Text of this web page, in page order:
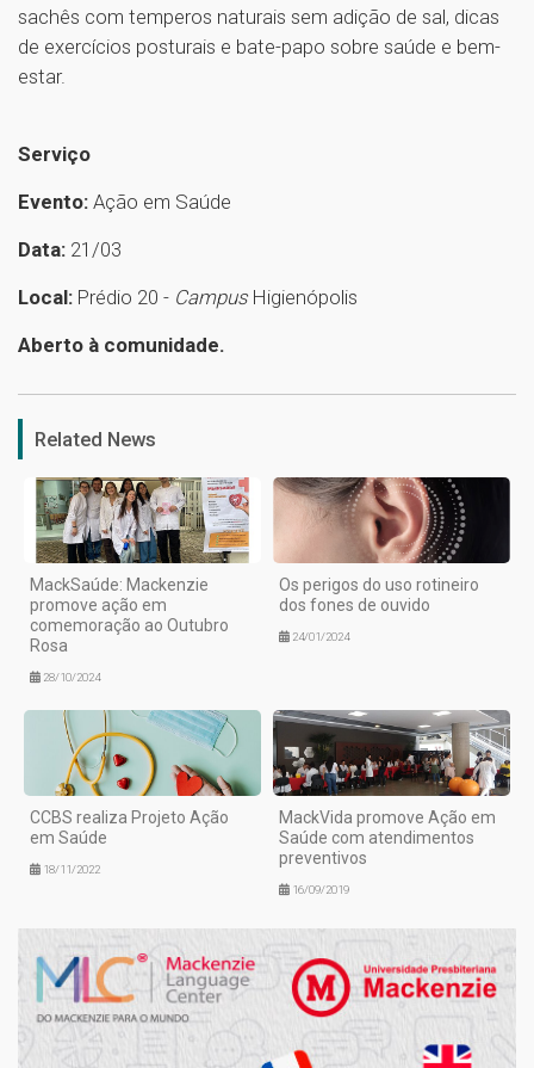
sachês com temperos naturais sem adição de sal, dicas
de exercícios posturais e bate-papo sobre saúde e bem-
estar.
Serviço
Evento: Ação em Saúde
Data: 21/03
Local: Prédio 20 - Campus Higienópolis
Aberto à comunidade.
Related News
MackSaúde: Mackenzie
promove ação em
comemoração ao Outubro
Rosa
28/10/2024
Os perigos do uso rotineiro
dos fones de ouvido
24/01/2024
CCBS realiza Projeto Ação
em Saúde
18/11/2022
MackVida promove Ação em
Saúde com atendimentos
preventivos
16/09/2019